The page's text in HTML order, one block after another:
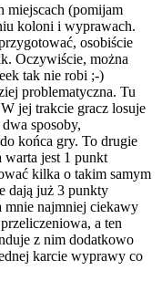
miejscach (pomijam
koloni i wyprawach.
osobiście
Oczywiście, można
tak nie robi ;-)
problematyczna. Tu
jej trakcie gracz losuje
sposoby,
końca gry. To drugie
jest 1 punkt
kilka o takim samym
dają już 3 punkty
mnie najmniej ciekawy
a ten
z nim dodatkowo
karcie wyprawy co